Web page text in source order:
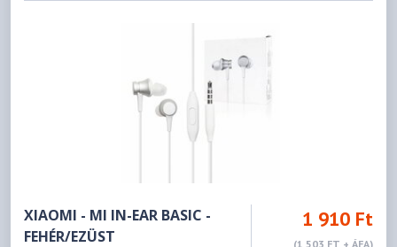
XIAOMI - MI IN-EAR BASIC -
FEHÉR/EZÜST
1 910 Ft
(1 503 FT + ÁFA)